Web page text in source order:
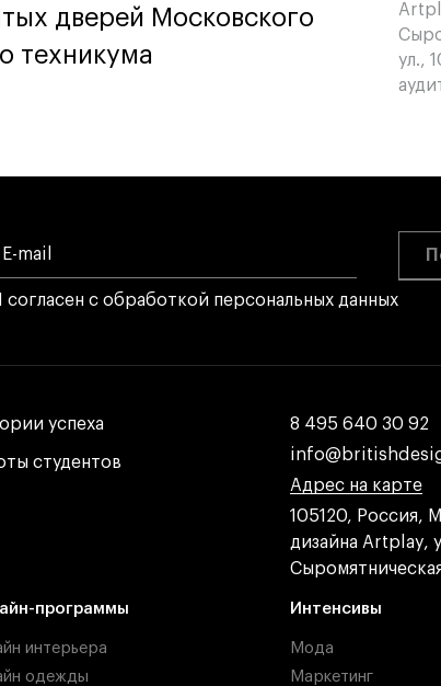
дверей Московского
техникума
дверей Московского
техникума
ул.,
согласен с обработкой персональных данных
успеха
успеха
студентов
студентов
8 495 640 30 92
8 495 640 30 92
Адрес на карте
Адрес на карте
Адрес на карте
105120, Россия,
дизайна Artplay,
программы
интерьера
одежды
Интенсивы
Мода
Маркетинг